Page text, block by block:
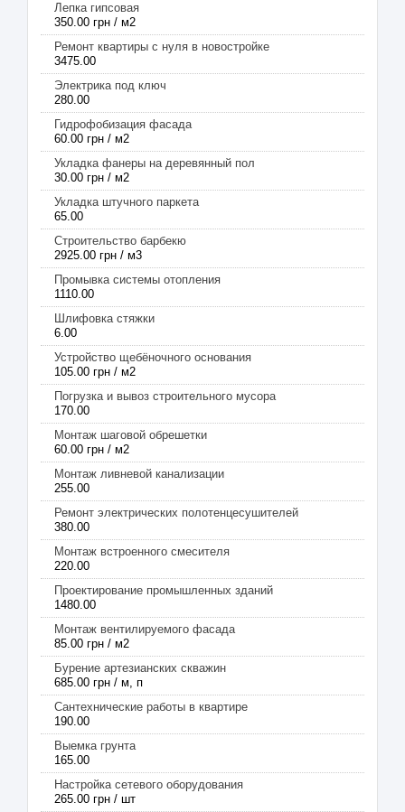
Лепка гипсовая
350.00 грн / м2
Ремонт квартиры с нуля в новостройке
3475.00
Электрика под ключ
280.00
Гидрофобизация фасада
60.00 грн / м2
Укладка фанеры на деревянный пол
30.00 грн / м2
Укладка штучного паркета
65.00
Строительство барбекю
2925.00 грн / м3
Промывка системы отопления
1110.00
Шлифовка стяжки
6.00
Устройство щебёночного основания
105.00 грн / м2
Погрузка и вывоз строительного мусора
170.00
Монтаж шаговой обрешетки
60.00 грн / м2
Монтаж ливневой канализации
255.00
Ремонт электрических полотенцесушителей
380.00
Монтаж встроенного смесителя
220.00
Проектирование промышленных зданий
1480.00
Монтаж вентилируемого фасада
85.00 грн / м2
Бурение артезианских скважин
685.00 грн / м, п
Сантехнические работы в квартире
190.00
Выемка грунта
165.00
Настройка сетевого оборудования
265.00 грн / шт